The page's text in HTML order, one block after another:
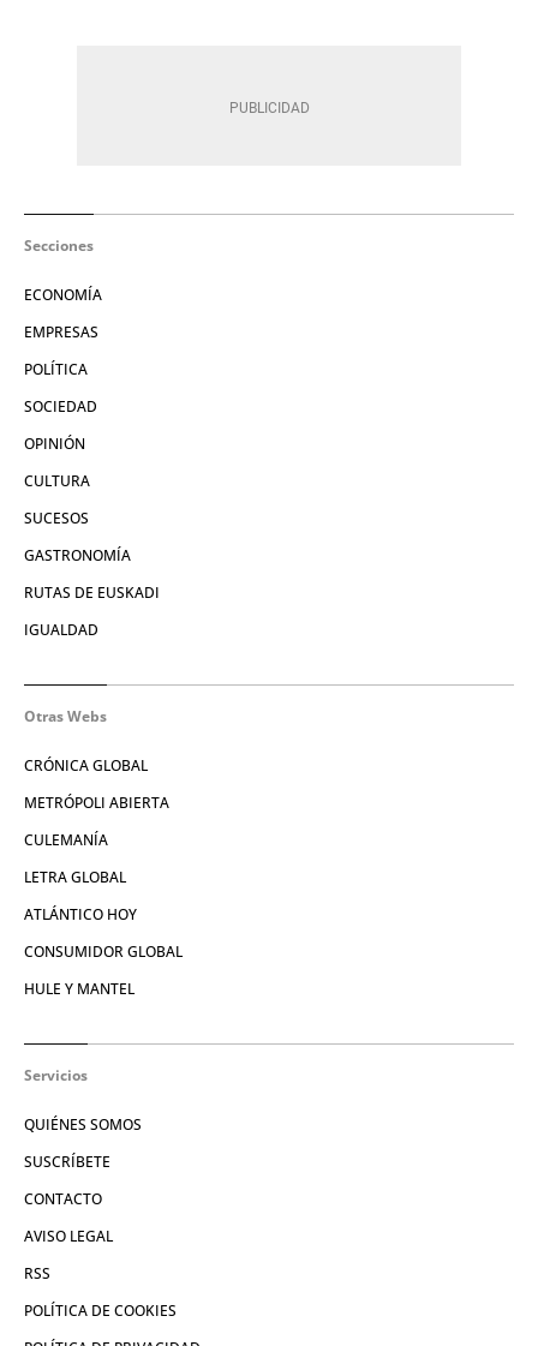
Secciones
ECONOMÍA
EMPRESAS
POLÍTICA
SOCIEDAD
OPINIÓN
CULTURA
SUCESOS
GASTRONOMÍA
RUTAS DE EUSKADI
IGUALDAD
Otras Webs
CRÓNICA GLOBAL
METRÓPOLI ABIERTA
CULEMANÍA
LETRA GLOBAL
ATLÁNTICO HOY
CONSUMIDOR GLOBAL
HULE Y MANTEL
Servicios
QUIÉNES SOMOS
SUSCRÍBETE
CONTACTO
AVISO LEGAL
RSS
POLÍTICA DE COOKIES